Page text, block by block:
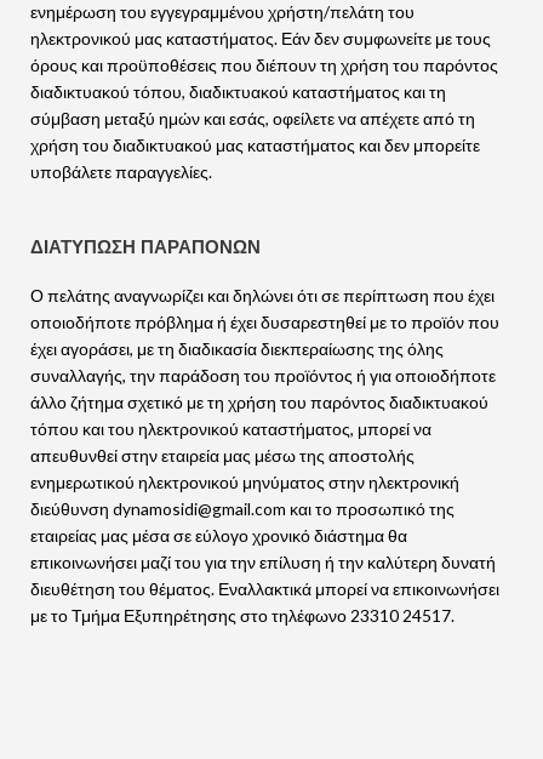
ενημέρωση του εγγεγραμμένου χρήστη/πελάτη του
ηλεκτρονικού μας καταστήματος. Εάν δεν συμφωνείτε με τους
όρους και προϋποθέσεις που διέπουν τη χρήση του παρόντος
διαδικτυακού τόπου, διαδικτυακού καταστήματος και τη
σύμβαση μεταξύ ημών και εσάς, οφείλετε να απέχετε από τη
χρήση του διαδικτυακού μας καταστήματος και δεν μπορείτε
υποβάλετε παραγγελίες.
ΔΙΑΤΥΠΩΣΗ ΠΑΡΑΠΟΝΩΝ
Ο πελάτης αναγνωρίζει και δηλώνει ότι σε περίπτωση που έχει
οποιοδήποτε πρόβλημα ή έχει δυσαρεστηθεί με το προϊόν που
έχει αγοράσει, με τη διαδικασία διεκπεραίωσης της όλης
συναλλαγής, την παράδοση του προϊόντος ή για οποιοδήποτε
άλλο ζήτημα σχετικό με τη χρήση του παρόντος διαδικτυακού
τόπου και του ηλεκτρονικού καταστήματος, μπορεί να
απευθυνθεί στην εταιρεία μας μέσω της αποστολής
ενημερωτικού ηλεκτρονικού μηνύματος στην ηλεκτρονική
διεύθυνση dynamosidi@gmail.com και το προσωπικό της
εταιρείας μας μέσα σε εύλογο χρονικό διάστημα θα
επικοινωνήσει μαζί του για την επίλυση ή την καλύτερη δυνατή
διευθέτηση του θέματος. Εναλλακτικά μπορεί να επικοινωνήσει
με το Τμήμα Εξυπηρέτησης στο τηλέφωνο 23310 24517.